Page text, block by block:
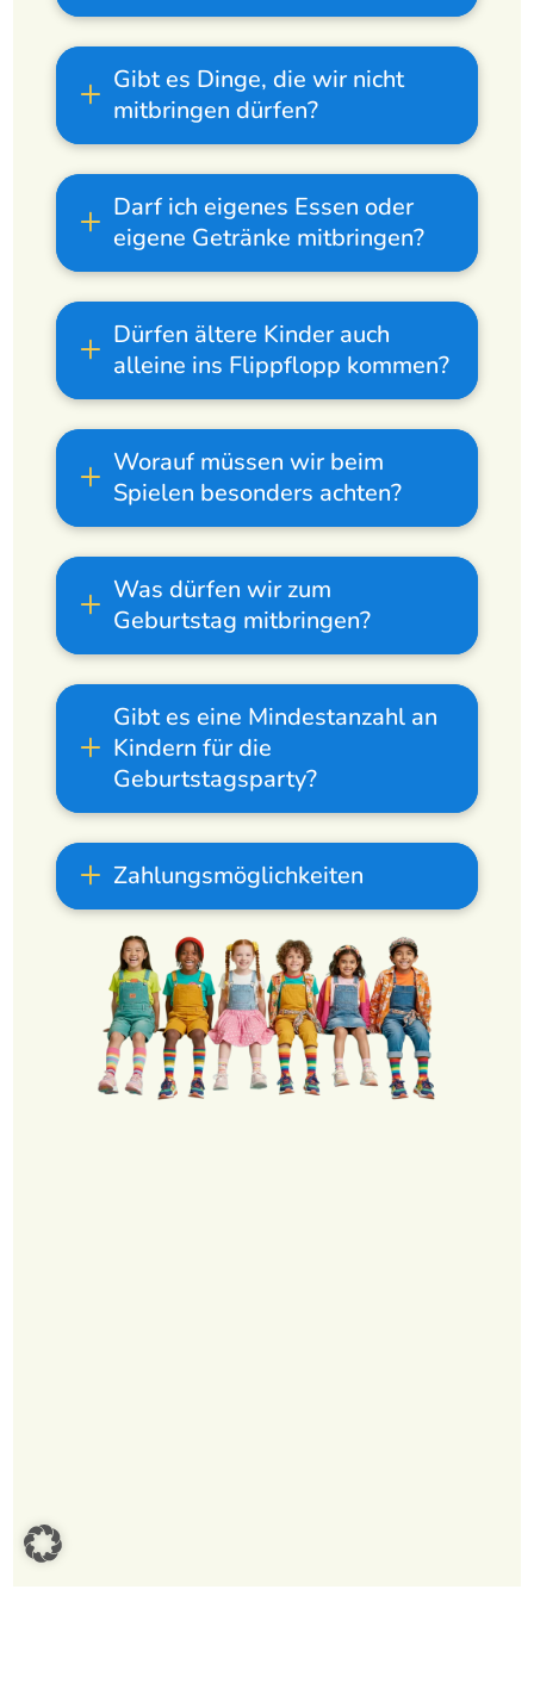
Gibt es Dinge, die wir nicht
mitbringen dürfen?
Darf ich eigenes Essen oder
eigene Getränke mitbringen?
Dürfen ältere Kinder auch
alleine ins Flippflopp kommen?
Worauf müssen wir beim
Spielen besonders achten?
Was dürfen wir zum
Geburtstag mitbringen?
Gibt es eine Mindestanzahl an
Kindern für die
Geburtstagsparty?
Zahlungsmöglichkeiten